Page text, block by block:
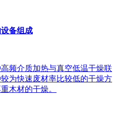
备组成
频介质加热与真空低温干燥联
为快速废材率比较低的干燥方
木材的干燥。